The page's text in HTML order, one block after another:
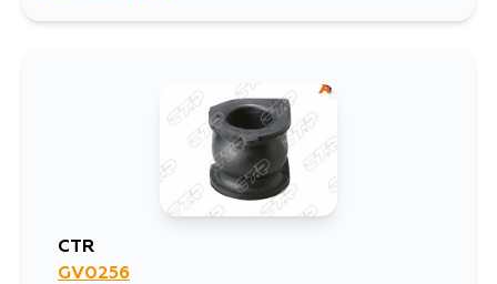
CTR
GV0256